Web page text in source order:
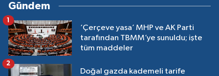
Gündem
‘Çerçeve yasa’ MHP ve AK Parti
tarafından TBMM’ye sunuldu; işte
tüm maddeler
1
Doğal gazda kademeli tarife
2